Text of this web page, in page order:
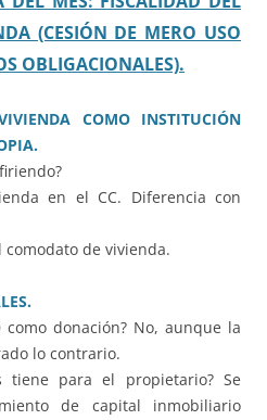
(CESIÓN DE MERO USO
OBLIGACIONALES).
COMO INSTITUCIÓN
en el CC. Diferencia con
de vivienda.
como donación? No, aunque la
lo contrario.
tiene para el propietario? Se
de capital inmobiliario